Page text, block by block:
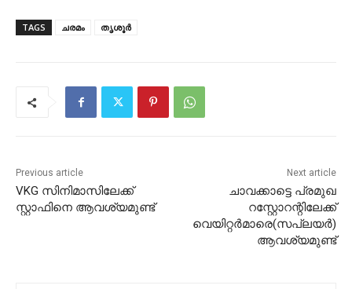
TAGS ചരമം തൃശൂർ
Previous article
VKG സിനിമാസിലേക്ക്
സ്റ്റാഫിനെ ആവശ്യമുണ്ട്
Next article
ചാവക്കാട്ടെ പ്രമുഖ
റസ്റ്റോറന്റിലേക്ക്
വെയിറ്റർമാരെ(സപ്ലയർ)
ആവശ്യമുണ്ട്